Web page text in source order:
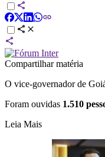
Compartilhar matéria
O vice-governador de
Foram ouvidas 1.510
Leia Mais